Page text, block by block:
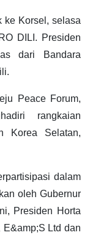
ke Korsel, selasa
DILI. Presiden
dari Bandara
Peace Forum,
rangkaian
Korea Selatan,
dalam
oleh Gubernur
Presiden Horta
Ltd dan